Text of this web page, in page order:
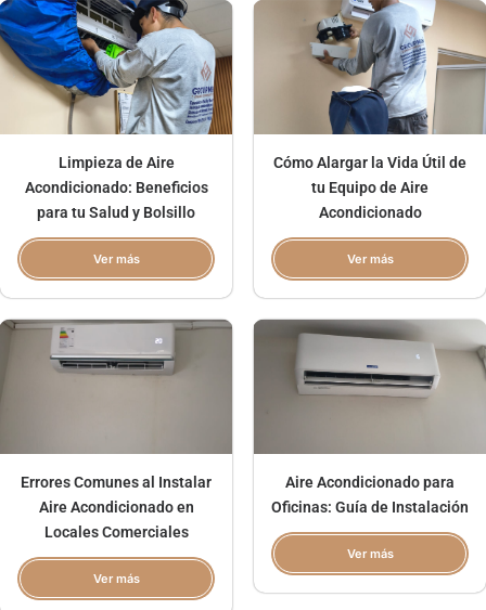
Limpieza de Aire
Acondicionado: Beneficios
para tu Salud y Bolsillo
Ver más
Cómo Alargar la Vida Útil de
tu Equipo de Aire
Acondicionado
Ver más
Errores Comunes al Instalar
Aire Acondicionado en
Locales Comerciales
Ver más
Aire Acondicionado para
Oficinas: Guía de Instalación
Ver más